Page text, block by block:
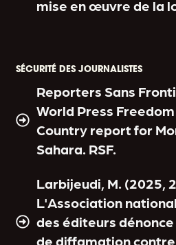
mise en œuvre de la
SÉCURITÉ DES JOURNALISTES
Reporters Sans
World Press
Country report for
Sahara. RSF.
Larbijeudi, M. (2025,
L'Association
des éditeurs
de diffamation